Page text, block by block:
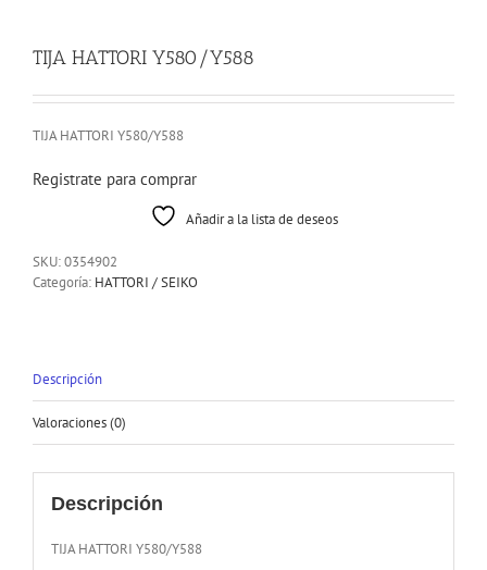
TIJA HATTORI Y580/Y588
TIJA HATTORI Y580/Y588
Registrate para comprar
Añadir a la lista de deseos
SKU:0354902
Categoría: HATTORI / SEIKO
Descripción
Valoraciones (0)
Descripción
TIJA HATTORI Y580/Y588